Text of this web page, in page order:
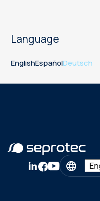
Language
EnglishEspañolDeutsch